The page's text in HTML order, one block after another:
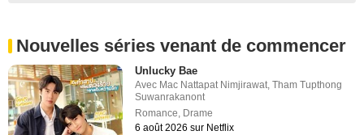
Nouvelles séries venant de commencer
Unlucky Bae
Avec Mac Nattapat Nimjirawat,Tham Tupthong
Suwanrakanont
Romance, Drame
6 août 2026 sur Netflix